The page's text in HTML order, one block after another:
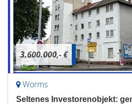
3.600.000,- €
Worms
Seltenes Investorenobjekt: